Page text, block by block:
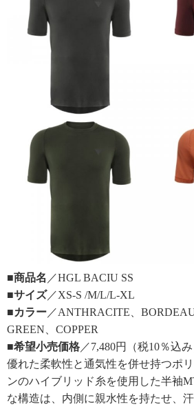
■商品名 ／HGL BACIU SS
■サイズ／XS-S /M/L/L-XL
■カラー／ANTHRACITE、
GREEN、COPPER
■希望小売価格／7,480円（税10％込み
優れた柔軟性と通気性を併せ持つポ
ンのハイブリッド糸を使用した半袖
な構造は、内側に親水性を持たせ、